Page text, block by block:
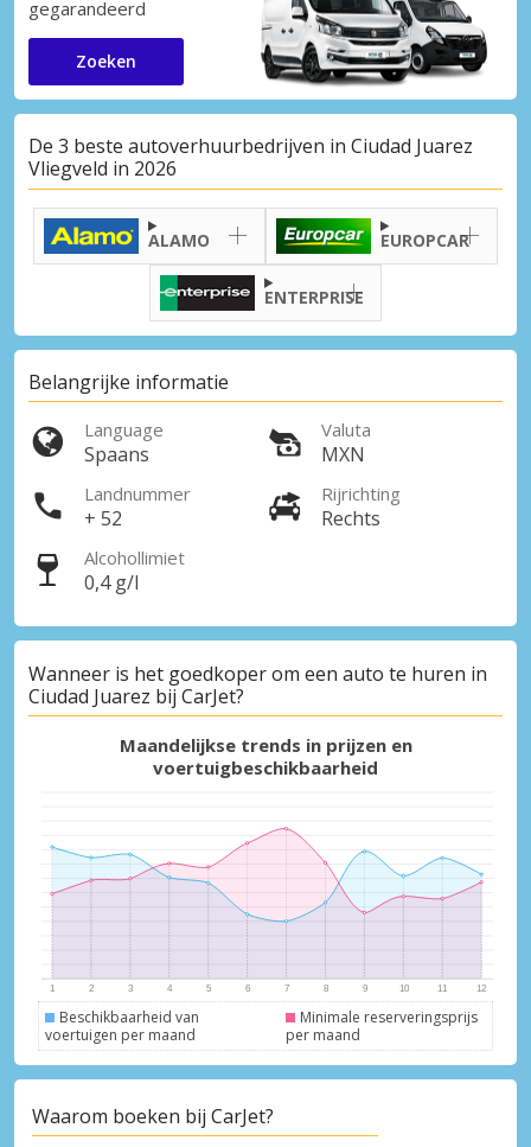
gegarandeerd
Zoeken
De 3 beste autoverhuurbedrijven in Ciudad Juarez
Vliegveld in 2026
ALAMO EUROPCAR
ENTERPRISE
Belangrijke informatie
Language
Spaans
Valuta
MXN
Landnummer
+ 52
Rijrichting
Rechts
Alcohollimiet
0,4 g/l
Wanneer is het goedkoper om een auto te huren in
Ciudad Juarez bij CarJet?
Maandelijkse trends in prijzen en
voertuigbeschikbaarheid
Beschikbaarheid van
voertuigen per maand
Minimale reserveringsprijs
per maand
Waarom boeken bij CarJet?